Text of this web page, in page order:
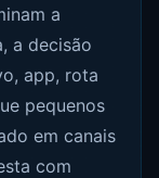
a
a decisão
app, rota
pequenos
em canais
com